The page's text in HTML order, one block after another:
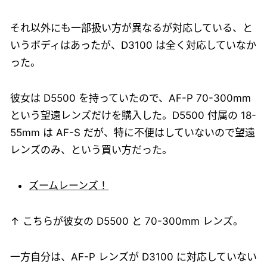
それ以外にも一部扱い方が異なるが対応している、と
いうボディはあったが、D3100 は全く対応していなか
った。
彼女は D5500 を持っていたので、AF-P 70-300mm
という望遠レンズだけを購入した。D5500 付属の 18-
55mm は AF-S だが、特に不便はしていないので望遠
レンズのみ、という買い方だった。
ズームレーンズ！
↑ こちらが彼女の D5500 と 70-300mm レンズ。
一方自分は、AF-P レンズが D3100 に対応していない